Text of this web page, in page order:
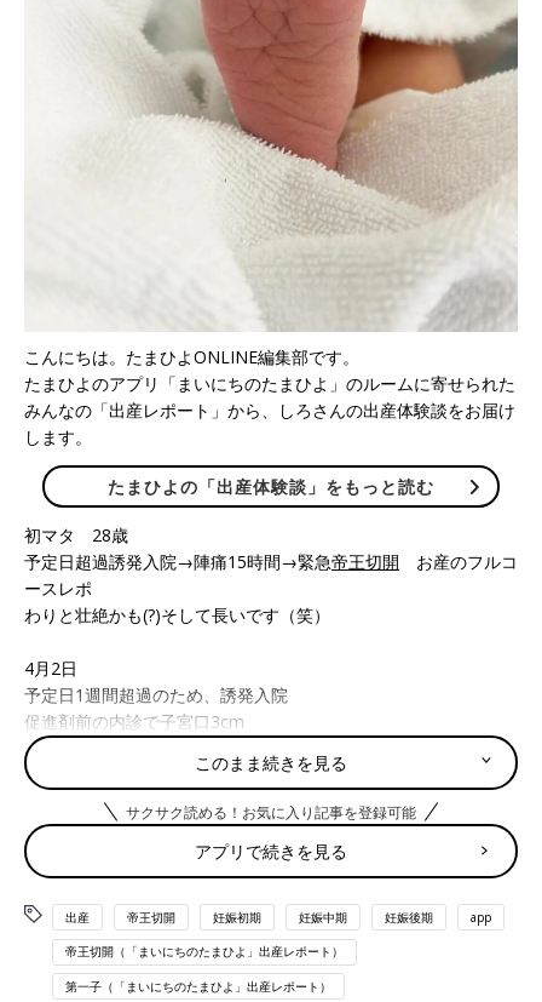
こんにちは。たまひよONLINE編集部です。
たまひよのアプリ「まいにちのたまひよ」のルームに寄せられた
みんなの「出産レポート」から、しろさんの出産体験談をお届け
します。
たまひよの「出産体験談」をもっと読む
初マタ 28歳
予定日超過誘発入院→陣痛15時間→緊急帝王切開 お産のフルコ
ースレポ
わりと壮絶かも(?)そして長いです（笑）
4月2日
予定日1週間超過のため、誘発入院
促進剤前の内診で子宮口3cm
バルーン回避！
この時はすぐに産まれそうとか呑気に考える（笑）
10:00
促進剤投与開始
13:00
陣痛の痛みは生理痛のMAXくらい 感覚10分
15:00
このまま続きを見る
サクサク読める！お気に入り記事を登録可能
アプリで続きを見る
出産 帝王切開 妊娠初期 妊娠中期 妊娠後期 app
帝王切開（「まいにちのたまひよ」出産レポート）
第一子（「まいにちのたまひよ」出産レポート）